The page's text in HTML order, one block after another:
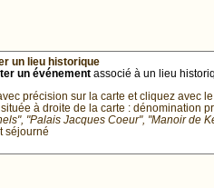
un lieu historique
un événement associé à un lieu
précision sur la carte et cliquez avec
à droite de la carte : dénomination
"Palais Jacques Coeur", "Manoir de
séjourné